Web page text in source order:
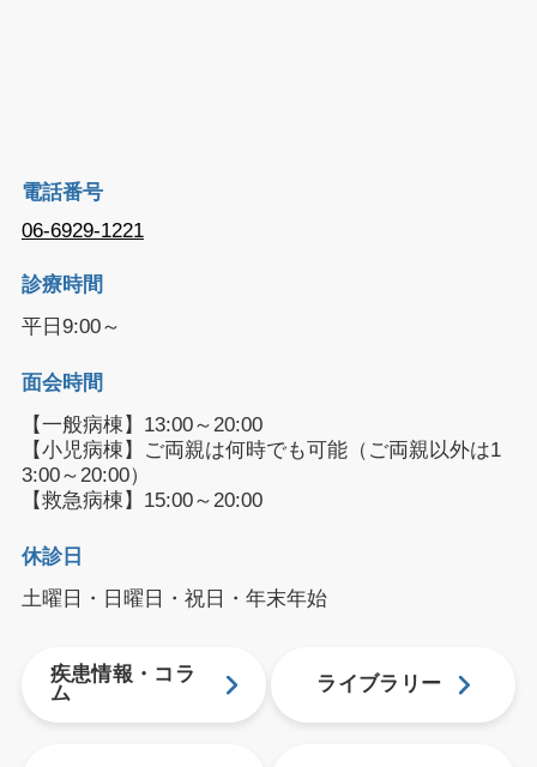
電話番号
06-6929-1221
診療時間
平日9:00～
面会時間
【一般病棟】13:00～20:00
【小児病棟】ご両親は何時でも可能（ご両親以外は1
3:00～20:00）
【救急病棟】15:00～20:00
休診日
土曜日・日曜日・祝日・年末年始
疾患情報・コラ
ム
ライブラリー